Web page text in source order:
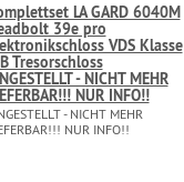
LA GARD 6040M
39e pro
VDS Klasse
Tresorschloss
- NICHT MEHR
NUR INFO!!
- NICHT MEHR
NUR INFO!!